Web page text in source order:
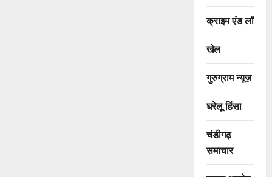
क्राइम एंड लॉ
खेल
गुरुग्राम न्यूज़
घरेलू हिंसा
चंडीगढ़
समाचार